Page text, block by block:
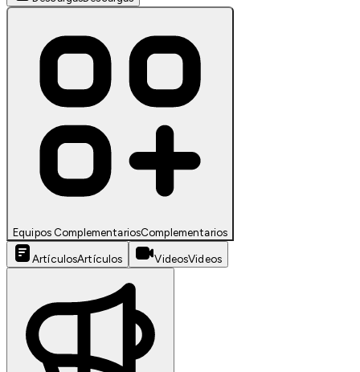
Equipos ComplementariosComplementarios
ArtículosArtículos VideosVideos